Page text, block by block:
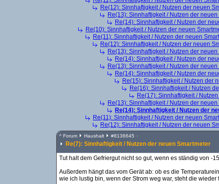
Re(12): Sinnhaftigkeit / Nutzen der neuen
Re(13): Sinnhaftigkeit / Nutzen der neuen
Re(14): Sinnhaftigkeit / Nutzen der
Re(10): Sinnhaftigkeit / Nutzen der neuen
Re(11): Sinnhaftigkeit / Nutzen der neuen
Re(12): Sinnhaftigkeit / Nutzen der neuen
Re(13): Sinnhaftigkeit / Nutzen der neuen
Re(14): Sinnhaftigkeit / Nutzen der
Re(13): Sinnhaftigkeit / Nutzen der neuen
Re(14): Sinnhaftigkeit / Nutzen der
Re(15): Sinnhaftigkeit / Nutzen der
Re(16): Sinnhaftigkeit / Nutzen
Re(17): Sinnhaftigkeit /
Re(13): Sinnhaftigkeit / Nutzen der neuen
Re(14): Sinnhaftigkeit / Nutzen der
Re(11): Sinnhaftigkeit / Nutzen der neuen
Re(12): Sinnhaftigkeit / Nutzen der neuen
^ Forum Haushalt #8136645
Re(7): Sinnhaftigkeit / Nutzen der neuen Smartmeter
Tut halt dem Gefriergut nicht so gut, wenn es ständig von -
Außerdem hängt das vom Gerät ab: ob es die
wie ich lustig bin, wenn der Strom weg war, steht die wieder